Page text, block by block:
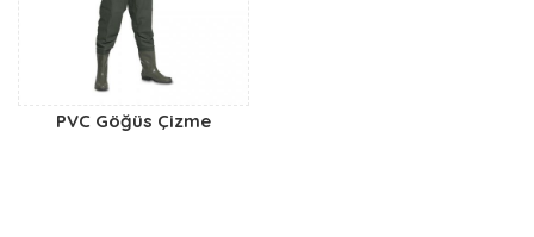
PVC Göğüs Çizme